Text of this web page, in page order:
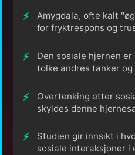
Amygdala, ofte kalt
for fryktrespons og
Den sosiale hjernen
tolke andres tanker og
Overtenking etter
skyldes denne
Studien gir innsikt i
sosiale interaksjoner i